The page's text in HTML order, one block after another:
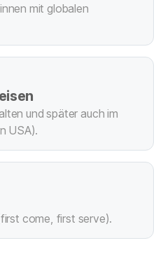
mit globalen
und später auch im
USA).
come, first serve).